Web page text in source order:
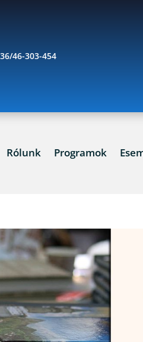
46-303-454
Rólunk Programok